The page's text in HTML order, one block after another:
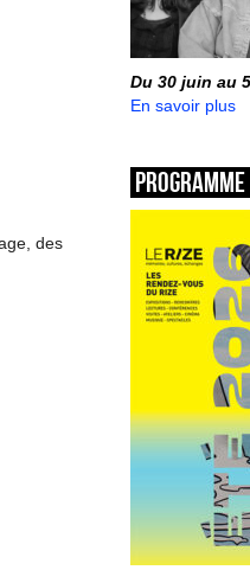
des
Du 30 juin au
En savoir plus